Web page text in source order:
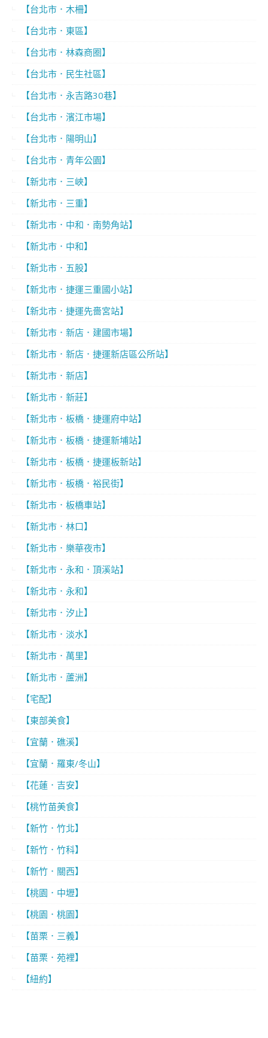
【台北市．木柵】
【台北市．東區】
【台北市．林森商圈】
【台北市．民生社區】
【台北市．永吉路30巷】
【台北市．濱江市場】
【台北市．陽明山】
【台北市．青年公園】
【新北市．三峽】
【新北市．三重】
【新北市．中和．南勢角站】
【新北市．中和】
【新北市．五股】
【新北市．捷運三重國小站】
【新北市．捷運先嗇宮站】
【新北市．新店．建國市場】
【新北市．新店．捷運新店區公所站】
【新北市．新店】
【新北市．新莊】
【新北市．板橋．捷運府中站】
【新北市．板橋．捷運新埔站】
【新北市．板橋．捷運板新站】
【新北市．板橋．裕民街】
【新北市．板橋車站】
【新北市．林口】
【新北市．樂華夜市】
【新北市．永和．頂溪站】
【新北市．永和】
【新北市．汐止】
【新北市．淡水】
【新北市．萬里】
【新北市．蘆洲】
【宅配】
【東部美食】
【宜蘭．礁溪】
【宜蘭．羅東/冬山】
【花蓮．吉安】
【桃竹苗美食】
【新竹．竹北】
【新竹．竹科】
【新竹．關西】
【桃園．中壢】
【桃園．桃園】
【苗栗．三義】
【苗栗．苑裡】
【紐約】